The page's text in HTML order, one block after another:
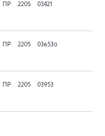
ПР 2205 03421
ПР 2205 03653а
ПР 2205 03953